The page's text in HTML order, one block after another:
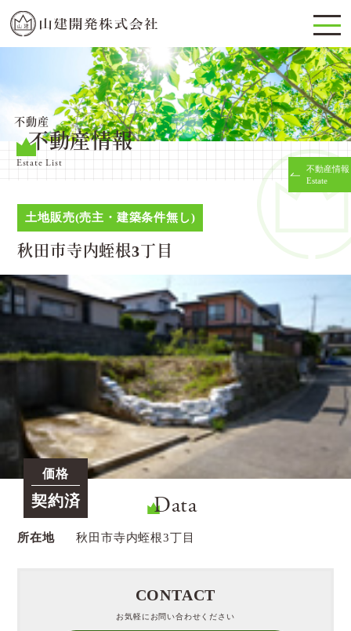
不動産
不動産情報
Estate List
不動産情報
Estate
土地販売(売主・建築条件無し)
秋田市寺内蛭根3丁目
価格
契約済 Data
所在地 秋田市寺内蛭根3丁目
CONTACT
お気軽にお問い合わせください